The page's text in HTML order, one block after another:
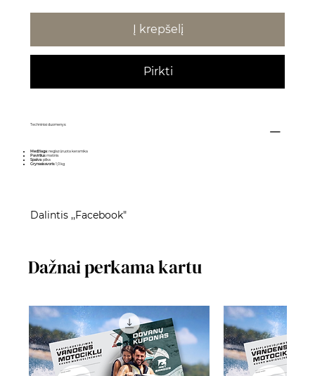
Į krepšelį
Pirkti
Techniniai duomenys:
Medžiaga: neglazūruota keramika
Paviršius: matinis
Spalva: pilka
Grynasis svoris: 1,0 kg
Dalintis ,,Facebook"
Dažnai perkama kartu